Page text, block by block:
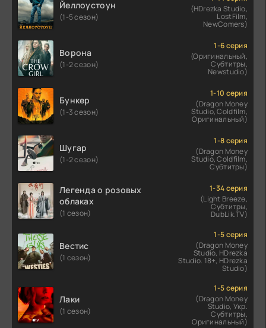
Йеллоустоун
(1-5 сезон)
(HDrezka Studio,
LostFilm,
NewComers)
Ворона
(1-2 сезон)
1-6 серия
(Оригинальный,
Субтитры,
Newstudio)
Бункер
(1-3 сезон)
1-10 серия
(Dragon Money
Studio, Coldfilm,
Оригинальный)
Шугар
(1-2 сезон)
1-8 серия
(Dragon Money
Studio, Coldfilm,
Субтитры)
Легенда о розовых
облаках
(1 сезон)
1-34 серия
(Light Breeze,
Субтитры,
DubLik.TV)
Вестис
(1 сезон)
1-5 серия
(Dragon Money
Studio, HDrezka
Studio. 18+, HDrezka
Studio)
Лаки
(1 сезон)
1-5 серия
(Dragon Money
Studio, Укр.
Субтитры,
Оригинальный)